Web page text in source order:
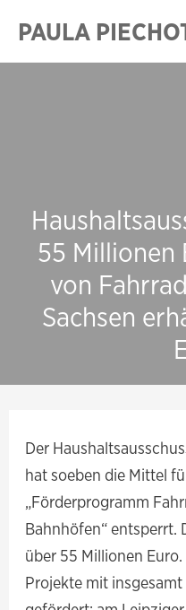
Inhalt
springen
PAULA
55 Millionen
von
Sachsen
Der
hat soeben die Mittel
„Förderprogramm
Bahnhöfen“ entsperrt.
über 55 Millionen
Projekte mit